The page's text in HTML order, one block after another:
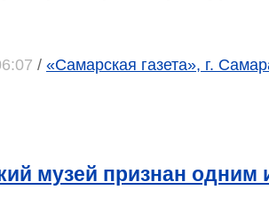
/ «Самарская газета», г.
музей признан одним